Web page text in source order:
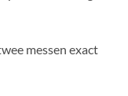
messen exact